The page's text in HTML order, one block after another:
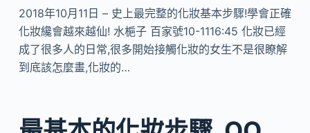
2018年10月11日 – 史上最完整的化妝基本步驟!學會正確
化妝纔會越來越仙! 水梔子 百家號10-1116:45 化妝已經
成了很多人的日常,很多開始接觸化妝的女生不是很瞭解
到底該怎麼畫,化妝的…